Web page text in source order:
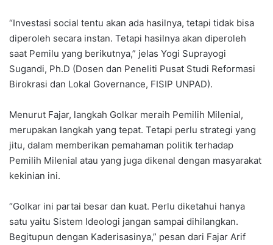
“Investasi social tentu akan ada hasilnya, tetapi tidak bisa
diperoleh secara instan. Tetapi hasilnya akan diperoleh
saat Pemilu yang berikutnya,” jelas Yogi Suprayogi
Sugandi, Ph.D (Dosen dan Peneliti Pusat Studi Reformasi
Birokrasi dan Lokal Governance, FISIP UNPAD).
Menurut Fajar, langkah Golkar meraih Pemilih Milenial,
merupakan langkah yang tepat. Tetapi perlu strategi yang
jitu, dalam memberikan pemahaman politik terhadap
Pemilih Milenial atau yang juga dikenal dengan masyarakat
kekinian ini.
“Golkar ini partai besar dan kuat. Perlu diketahui hanya
satu yaitu Sistem Ideologi jangan sampai dihilangkan.
Begitupun dengan Kaderisasinya,” pesan dari Fajar Arif